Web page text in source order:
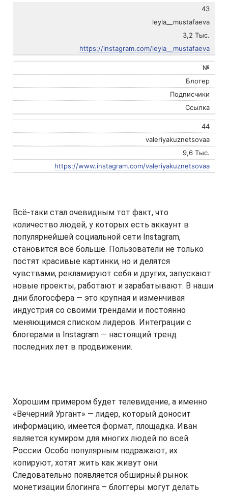
43
leyla__mustafaeva
3,2 Тыс.
https://instagram.com/leyla__mustafaeva
№
Блогер
Подписчики
Ссылка
44
valeriyakuznetsovaa
9,6 Тыс.
https://www.instagram.com/valeriyakuznetsovaa
Всё-таки стал очевидным тот факт, что
количество людей, у которых есть аккаунт в
популярнейшей социальной сети Instagram,
становится всё больше. Пользователи не только
постят красивые картинки, но и делятся
чувствами, рекламируют себя и других, запускают
новые проекты, работают и зарабатывают. В наши
дни блогосфера — это крупная и изменчивая
индустрия со своими трендами и постоянно
меняющимся списком лидеров. Интеграции с
блогерами в Instagram — настоящий тренд
последних лет в продвижении.
Хорошим примером будет телевидение, а именно
«Вечерний Ургант» — лидер, который доносит
информацию, имеется формат, площадка. Иван
является кумиром для многих людей по всей
России. Особо популярным подражают, их
копируют, хотят жить как живут они.
Следовательно появляется обширный рынок
монетизации блогинга – блоггеры могут делать